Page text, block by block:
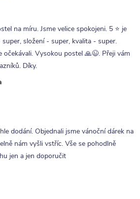
na míru. Jsme velice spokojeni. 5 ⭐ je
složení - super, kvalita - super.
očekávali. Vysokou postel 🙏😉. Přeji vám
Díky.
dodání. Objednali jsme vánoční dárek na
nám vyšli vstříc. Vše se pohodlně
jen a jen doporučit